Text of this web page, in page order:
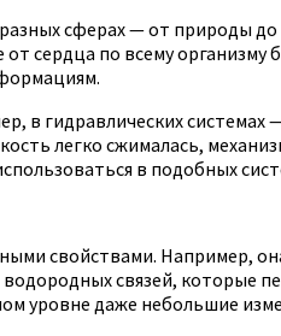
сферах — от природы
сердца по всему
в гидравлических
легко сжималась,
в подобных
свойствами. Например,
связей,
уровне даже небольшие